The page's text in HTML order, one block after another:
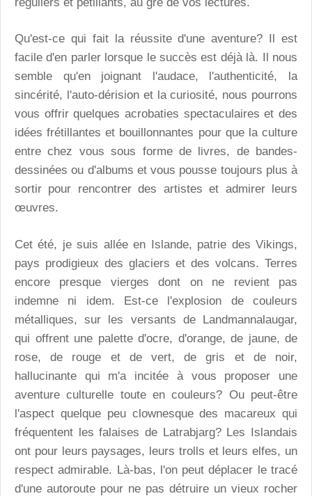
Qu'est-ce qui fait la réussite d'une aventure? Il est
facile d'en parler lorsque le succès est déjà là. Il nous
semble qu'en joignant l'audace, l'authenticité, la
sincérité, l'auto-dérision et la curiosité, nous pourrons
vous offrir quelques acrobaties spectaculaires et des
idées frétillantes et bouillonnantes pour que la culture
entre chez vous sous forme de livres, de bandes-
dessinées ou d'albums et vous pousse toujours plus à
sortir pour rencontrer des artistes et admirer leurs
œuvres.
Cet été, je suis allée en Islande, patrie des Vikings,
pays prodigieux des glaciers et des volcans. Terres
encore presque vierges dont on ne revient pas
indemne ni idem. Est-ce l'explosion de couleurs
métalliques, sur les versants de Landmannalaugar,
qui offrent une palette d'ocre, d'orange, de jaune, de
rose, de rouge et de vert, de gris et de noir,
hallucinante qui m'a incitée à vous proposer une
aventure culturelle toute en couleurs? Ou peut-être
l'aspect quelque peu clownesque des macareux qui
fréquentent les falaises de Latrabjarg? Les Islandais
ont pour leurs paysages, leurs trolls et leurs elfes, un
respect admirable. Là-bas, l'on peut déplacer le tracé
d'une autoroute pour ne pas détruire un vieux rocher